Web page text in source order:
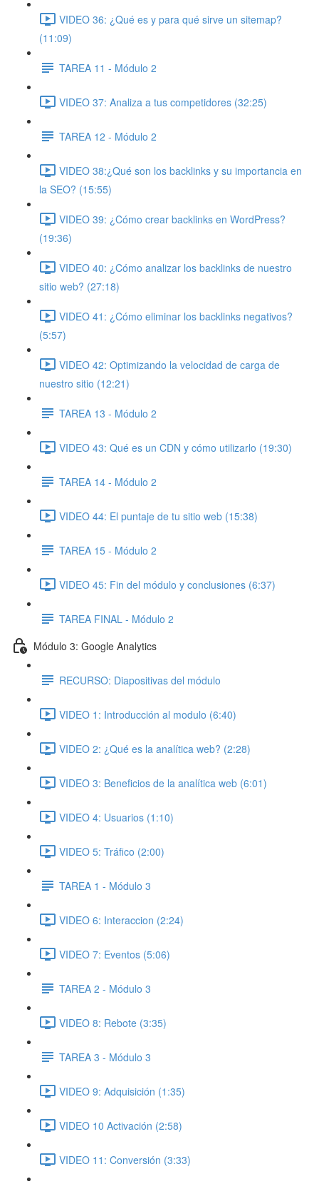
VIDEO 36: ¿Qué es y para qué sirve un sitemap?
(11:09)
TAREA 11 - Módulo 2
VIDEO 37: Analiza a tus competidores (32:25)
TAREA 12 - Módulo 2
VIDEO 38:¿Qué son los backlinks y su importancia en
la SEO? (15:55)
VIDEO 39: ¿Cómo crear backlinks en WordPress?
(19:36)
VIDEO 40: ¿Cómo analizar los backlinks de nuestro
sitio web? (27:18)
VIDEO 41: ¿Cómo eliminar los backlinks negativos?
(5:57)
VIDEO 42: Optimizando la velocidad de carga de
nuestro sitio (12:21)
TAREA 13 - Módulo 2
VIDEO 43: Qué es un CDN y cómo utilizarlo (19:30)
TAREA 14 - Módulo 2
VIDEO 44: El puntaje de tu sitio web (15:38)
TAREA 15 - Módulo 2
VIDEO 45: Fin del módulo y conclusiones (6:37)
TAREA FINAL - Módulo 2
Módulo 3: Google Analytics
RECURSO: Diapositivas del módulo
VIDEO 1: Introducción al modulo (6:40)
VIDEO 2: ¿Qué es la analítica web? (2:28)
VIDEO 3: Beneficios de la analítica web (6:01)
VIDEO 4: Usuarios (1:10)
VIDEO 5: Tráfico (2:00)
TAREA 1 - Módulo 3
VIDEO 6: Interaccion (2:24)
VIDEO 7: Eventos (5:06)
TAREA 2 - Módulo 3
VIDEO 8: Rebote (3:35)
TAREA 3 - Módulo 3
VIDEO 9: Adquisición (1:35)
VIDEO 10 Activación (2:58)
VIDEO 11: Conversión (3:33)